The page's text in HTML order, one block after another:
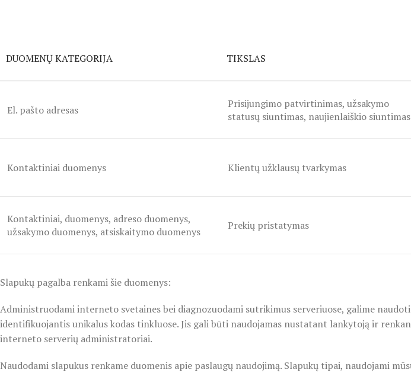
DUOMENŲ KATEGORIJA TIKSLAS
El. pašto adresas
Prisijungimo patvirtinimas, užsakymo
statusų siuntimas, naujienlaiškio siuntimas
Kontaktiniai duomenys Klientų užklausų tvarkymas
Kontaktiniai, duomenys, adreso duomenys,
užsakymo duomenys, atsiskaitymo duomenys
Prekių pristatymas
Slapukų pagalba renkami šie duomenys:
Administruodami interneto svetaines bei diagnozuodami sutrikimus serveriuose, galime
identifikuojantis unikalus kodas tinkluose. Jis gali būti naudojamas nustatant lankytoją ir
interneto serverių administratoriai.
Naudodami slapukus renkame duomenis apie paslaugų naudojimą. Slapukų tipai, naudojami